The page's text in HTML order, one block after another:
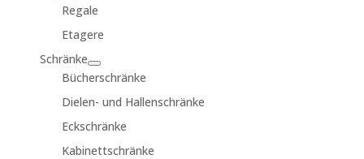
Regale
Etagere
Schränke
Bücherschränke
Dielen- und Hallenschränke
Eckschränke
Kabinettschränke